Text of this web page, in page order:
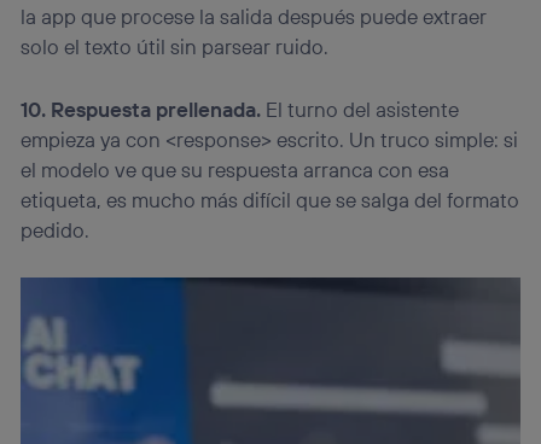
la app que procese la salida después puede extraer
solo el texto útil sin parsear ruido.
10. Respuesta prellenada. El turno del asistente
empieza ya con <response> escrito. Un truco simple: si
el modelo ve que su respuesta arranca con esa
etiqueta, es mucho más difícil que se salga del formato
pedido.